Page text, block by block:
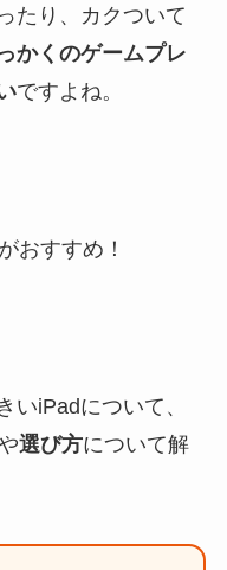
たり、カクついて
かくのゲームプレ
ですよね。
おすすめ！
いiPadについて、
選び方について解